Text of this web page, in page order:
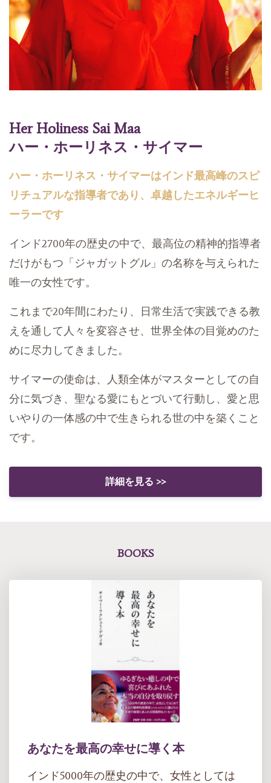
Her Holiness Sai Maa
ハー・ホーリネス・サイマー
ハー・ホーリネス・サイマーはインド最高峰のスピ
リチュアルな指導者であり、卓越したエネルギーヒ
ーラーです
インド2700年の歴史の中で、最高位の精神的指導者
だけがもつ「ジャガットグル」の名称を与えられた
唯一の女性です。
これまで20年間にわたり、日常生活で実践できる教
えを通して人々を変容させ、世界全体の目覚めのた
めに尽力してきました。
サイマーの使命は、人類全体がマスターとしての自
分に気づき、聖なる愛にもとづいて行動し、愛と思
いやりの一体感の中で生きられる世の中を築くこと
です。
詳細を見る >>
BOOKS
あなたを最高の幸せに導く本
インド5000年の歴史の中で、女性としては